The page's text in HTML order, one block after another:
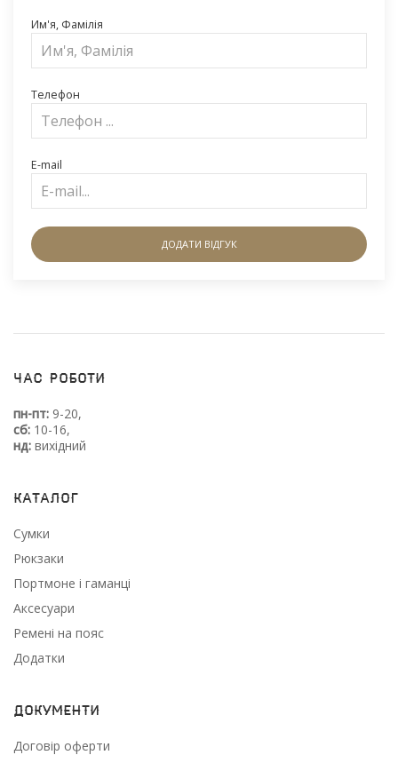
Им'я, Фамілія
Телефон
E-mail
ДОДАТИ ВІДГУК
Час роботи
пн-пт: 9-20,
сб: 10-16,
нд: вихідний
Каталог
Сумки
Рюкзаки
Портмоне і гаманці
Аксесуари
Ремені на пояс
Додатки
Документи
Договір оферти